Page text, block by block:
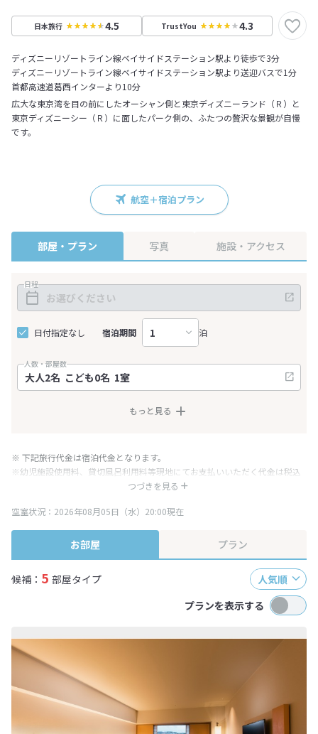
日本旅行 4.5 TrustYou 4.3
ディズニーリゾートライン線ベイサイドステーション駅より徒歩で3分
ディズニーリゾートライン線ベイサイドステーション駅より送迎バスで1分
首都高速道葛西インターより10分
広大な東京湾を目の前にしたオーシャン側と東京ディズニーランド（Ｒ）と
東京ディズニーシー（Ｒ）に面したパーク側の、ふたつの贅沢な景観が自慢
です。
航空＋宿泊プラン
部屋・プラン 写真 施設・アクセス
日程
日付指定なし 宿泊期間 泊
人数・部屋数
もっと見る
つづきを見る
※ 下記旅行代金は宿泊代金となります。
※幼児施設使用料、貸切風呂利用料等現地にてお支払いいただく代金は税込
み表記となりますが、消費税増税に伴い代金が一部変更となる場合がござい
※表示されている旅行代金・プラン内容は一定時間ごとに更新されます。最
終確認画面でご確認ください。
空室状況：2026年08月05日（水）20:00現在
お部屋 プラン
候補： 5 部屋タイプ
人気順
プランを表示する